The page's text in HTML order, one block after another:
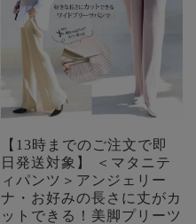
【13時までのご注文で即
日発送対象】 ＜マタニテ
ィパンツ＞アンジェリー
ナ・お好みの長さに丈がカ
ットできる！美脚プリーツ